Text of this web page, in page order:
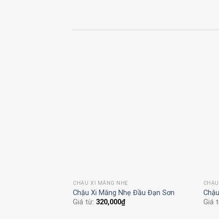
CHẬU XI MĂNG NHẸ
CHẬU XI MĂNG NHẸ KIM CƯƠNG SƠN
Giá từ: 150,000₫
Giá